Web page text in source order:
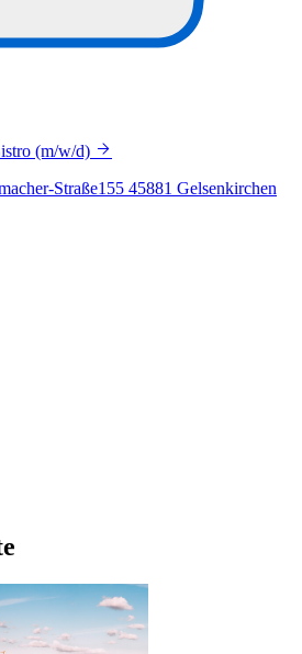
(m/w/d)
Straße155 45881 Gelsenkirchen